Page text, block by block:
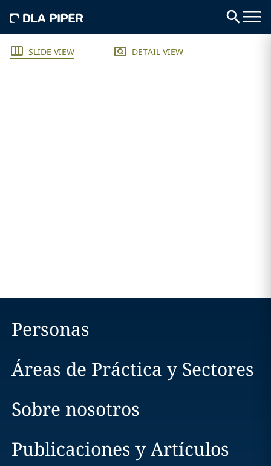
SLIDE VIEW DETAIL VIEW
Personas
Áreas de Práctica y Sectores
Sobre nosotros
Publicaciones y Artículos